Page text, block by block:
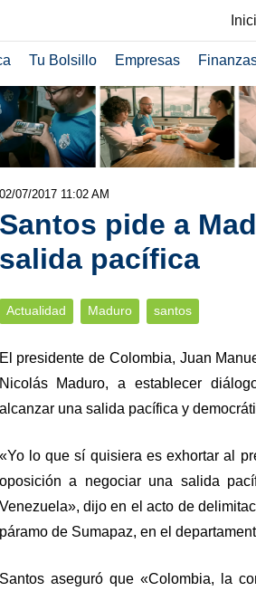
Tu Bolsillo Empresas
02/07/2017 11:02 AM
Santos pide a
salida pacífica
Actualidad Maduro santos
El presidente de Colombia, Juan
Nicolás Maduro, a establecer
alcanzar una salida pacífica y
«Yo lo que sí quisiera es exhortar al
oposición a negociar una salida
Venezuela», dijo en el acto de
páramo de Sumapaz, en el
Santos aseguró que «Colombia, la